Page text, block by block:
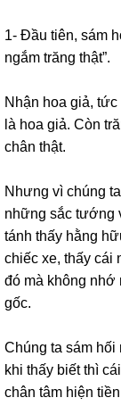
1- Đầu tiên, sám
ngắm trăng thật”.
Nhận hoa giả,
là hoa giả. Còn
chân thật.
Nhưng vì chúng
những sắc tướng
tánh thấy hằng
chiếc xe, thấy cái
đó mà không nhớ
gốc.
Chúng ta sám
khi thấy biết thì
chân tâm hiện